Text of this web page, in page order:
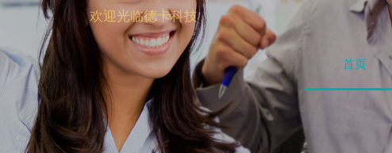
DECO system
欢迎光临德卡科技
首页